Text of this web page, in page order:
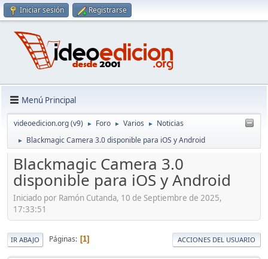
Iniciar sesión Registrarse
Menú Principal
videoedicion.org (v9) ► Foro ► Varios ► Noticias
► Blackmagic Camera 3.0 disponible para iOS y Android
Blackmagic Camera 3.0
disponible para iOS y Android
Iniciado por Ramón Cutanda, 10 de Septiembre de 2025,
17:33:51
IR ABAJO Páginas 1 ACCIONES DEL USUARIO